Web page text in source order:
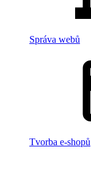
Správa webů
Tvorba e-shopů